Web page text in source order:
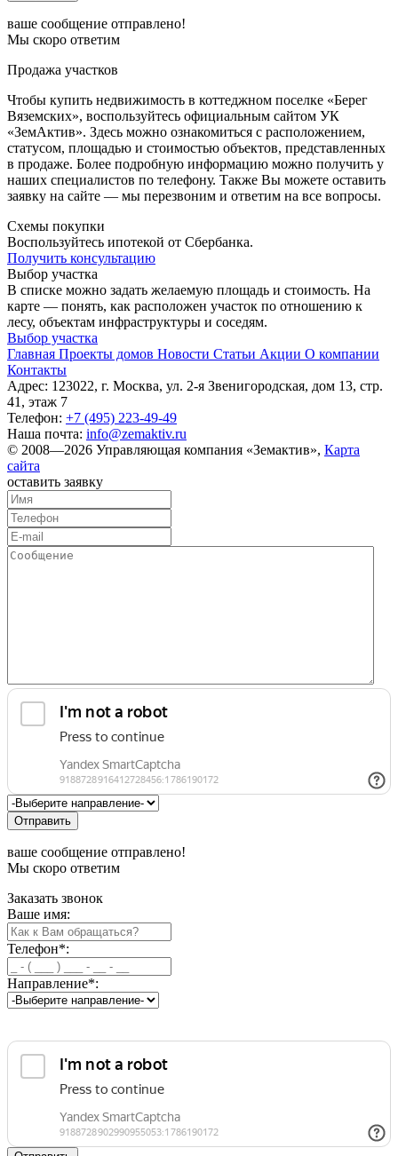
ваше сообщение отправлено!
Мы скоро ответим
Продажа участков
Чтобы купить недвижимость в коттеджном поселке «Берег
Вяземских», воспользуйтесь официальным сайтом УК
«ЗемАктив». Здесь можно ознакомиться с расположением,
статусом, площадью и стоимостью объектов, представленных
в продаже. Более подробную информацию можно получить у
наших специалистов по телефону. Также Вы можете оставить
заявку на сайте — мы перезвоним и ответим на все вопросы.
Схемы покупки
Воспользуйтесь ипотекой от Сбербанка.
Получить консультацию
Выбор участка
В списке можно задать желаемую площадь и стоимость. На
карте — понять, как расположен участок по отношению к
лесу, объектам инфраструктуры и соседям.
Выбор участка
Главная Проекты домов Новости Статьи Акции О компании
Контакты
Адрес: 123022, г. Москва, ул. 2-я Звенигородская, дом 13, стр.
41, этаж 7
Телефон: +7 (495) 223-49-49
Наша почта: info@zemaktiv.ru
© 2008—2026 Управляющая компания «Земактив», Карта
сайта
оставить заявку
Отправить
ваше сообщение отправлено!
Мы скоро ответим
Заказать звонок
Ваше имя:
Телефон*:
Направление*: